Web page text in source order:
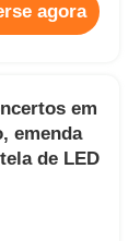
agora
em
emenda
de LED